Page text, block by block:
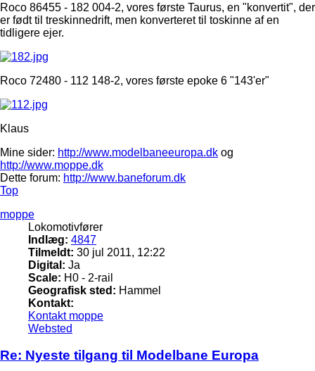
Roco 86455 - 182 004-2, vores første Taurus, en "konvertit", der
er født til treskinnedrift, men konverteret til toskinne af en
tidligere ejer.
Roco 72480 - 112 148-2, vores første epoke 6 "143'er"
Klaus
Mine sider: http://www.modelbaneeuropa.dk og
http://www.moppe.dk
Dette forum: http://www.baneforum.dk
Top
moppe
Lokomotivfører
Indlæg: 4847
Tilmeldt: 30 jul 2011, 12:22
Digital: Ja
Scale: H0 - 2-rail
Geografisk sted: Hammel
Kontakt:
Kontakt moppe
Websted
Re: Nyeste tilgang til Modelbane Europa